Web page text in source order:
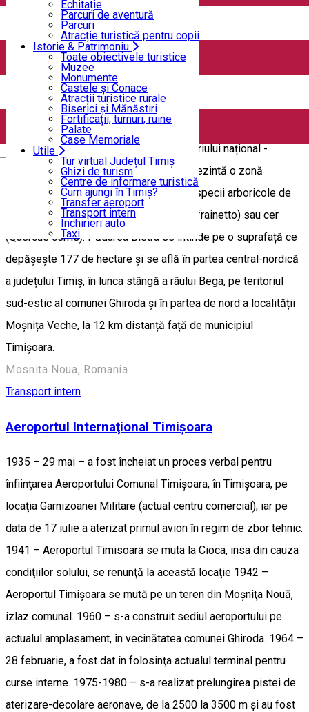
English
Echitație
Parcuri de aventură
Parcuri
Atracție turistică pentru copii
Istorie & Patrimoniu
Toate obiectivele turistice
Muzee
Monumente
Castele și Conace
Atracții turistice rurale
Biserici și Mănăstiri
Fortificații, turnuri, ruine
Palate
Case Memoriale
Utile
Tur virtual Județul Timiș
Ghizi de turism
Centre de informare turistică
Cum ajungi în Timiș?
Transfer aeroport
Transport intern
Închirieri auto
Taxi
ADI Padurea Bistra
Pădurea Bistra este o arie protejată de interes național, care
corespunde categoriei a IV-a IUCN (rezervație naturală de tip
forestier), situată în județul Timiș, pe teritoriul administrativ al
comunei Moșnița Nouă și al comunei Ghiroda. A fost declarată
arie protejată prin Legea nr. 5 din 6 martie 2000 privind
aprobarea Planului de amenajare a teritoriului național -
Secțiunea a III-a - zone protejate și reprezintă o zonă
împădurită cu scop de protecție pentru specii arboricole de
stejar (Quercus robur), gârniță (Quercus frainetto) sau cer
(Quercus cerris). Pădurea Bistra se întinde pe o suprafață ce
depăşeşte 177 de hectare și se află în partea central-nordică
a județului Timiș, în lunca stângă a râului Bega, pe teritoriul
sud-estic al comunei Ghiroda şi în partea de nord a localității
Moșnița Veche, la 12 km distanță față de municipiul
Timișoara.
Mosnita Noua, Romania
Transport intern
Aeroportul Internaţional Timişoara
1935 – 29 mai – a fost încheiat un proces verbal pentru
înfiinţarea Aeroportului Comunal Timişoara, în Timişoara, pe
locaţia Garnizoanei Militare (actual centru comercial), iar pe
data de 17 iulie a aterizat primul avion în regim de zbor tehnic.
1941 – Aeroportul Timisoara se muta la Cioca, insa din cauza
condiţiilor solului, se renunţă la această locaţie 1942 –
Aeroportul Timişoara se mută pe un teren din Moşniţa Nouă,
izlaz comunal. 1960 – s-a construit sediul aeroportului pe
actualul amplasament, în vecinătatea comunei Ghiroda. 1964 –
28 februarie, a fost dat în folosinţa actualul terminal pentru
curse interne. 1975-1980 – s-a realizat prelungirea pistei de
aterizare-decolare aeronave, de la 2500 la 3500 m şi au fost